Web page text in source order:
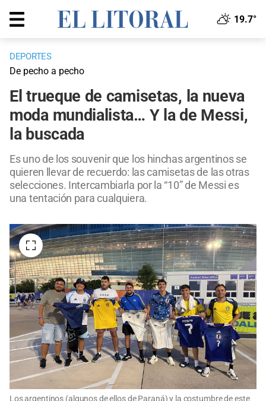
19.7°
DEPORTES
De pecho a pecho
El trueque de camisetas, la nueva
moda mundialista… Y la de Messi,
la buscada
Es uno de los souvenir que los hinchas argentinos se
quieren llevar de recuerdo: las camisetas de las otras
selecciones. Intercambiarla por la “10” de Messi es
una tentación para cualquiera.
Los argentinos (algunos de ellos de Paraná) y la costumbre de este